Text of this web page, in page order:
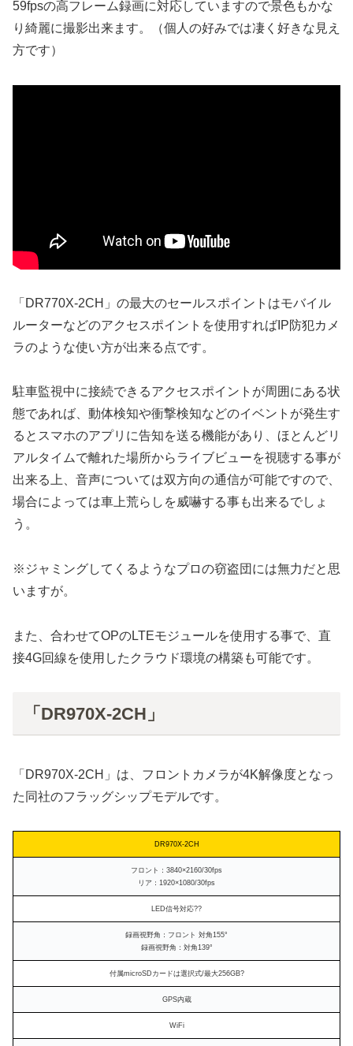
59fpsの高フレーム録画に対応していますので景色もかな
り綺麗に撮影出来ます。（個人の好みでは凄く好きな見え
方です）
「DR770X-2CH」の最大のセールスポイントはモバイル
ルーターなどのアクセスポイントを使用すればIP防犯カメ
ラのような使い方が出来る点です。
駐車監視中に接続できるアクセスポイントが周囲にある状
態であれば、動体検知や衝撃検知などのイベントが発生す
るとスマホのアプリに告知を送る機能があり、ほとんどリ
アルタイムで離れた場所からライブビューを視聴する事が
出来る上、音声については双方向の通信が可能ですので、
場合によっては車上荒らしを威嚇する事も出来るでしょ
う。
※ジャミングしてくるようなプロの窃盗団には無力だと思
いますが。
また、合わせてOPのLTEモジュールを使用する事で、直
接4G回線を使用したクラウド環境の構築も可能です。
「DR970X-2CH」
「DR970X-2CH」は、フロントカメラが4K解像度となっ
た同社のフラッグシップモデルです。
DR970X-2CH
フロント：3840×2160/30fps
リア：1920×1080/30fps
LED信号対応??
録画視野角：フロント 対角155°
録画視野角：対角139°
付属microSDカードは選択式/最大256GB?
GPS内蔵
WiFi